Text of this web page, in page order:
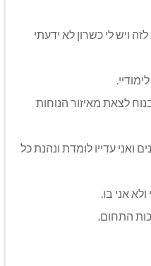
ויש לי כשרון לא ידעתי
לצאת מאיזור הנוחות
ללמוד, עברו 15 שנים ואני עדייו לומדת ונהנת כל
אני בו.
התחום.